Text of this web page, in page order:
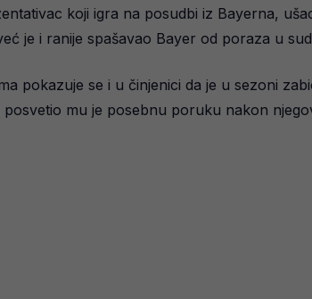
koji igra na posudbi iz Bayerna,
je i ranije spašavao Bayer od poraza u
pokazuje se i u činjenici da je u sezoni
mu je posebnu poruku nakon